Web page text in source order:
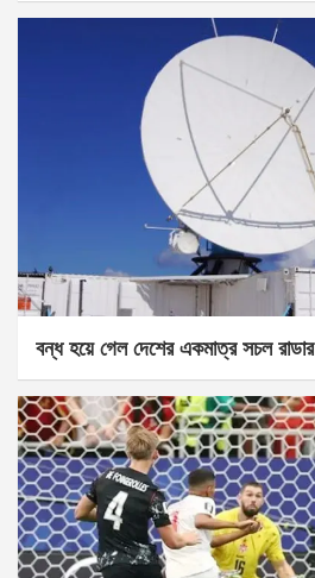
বন্ধ হয়ে গেল দেশের একমাত্র সচল রাডার